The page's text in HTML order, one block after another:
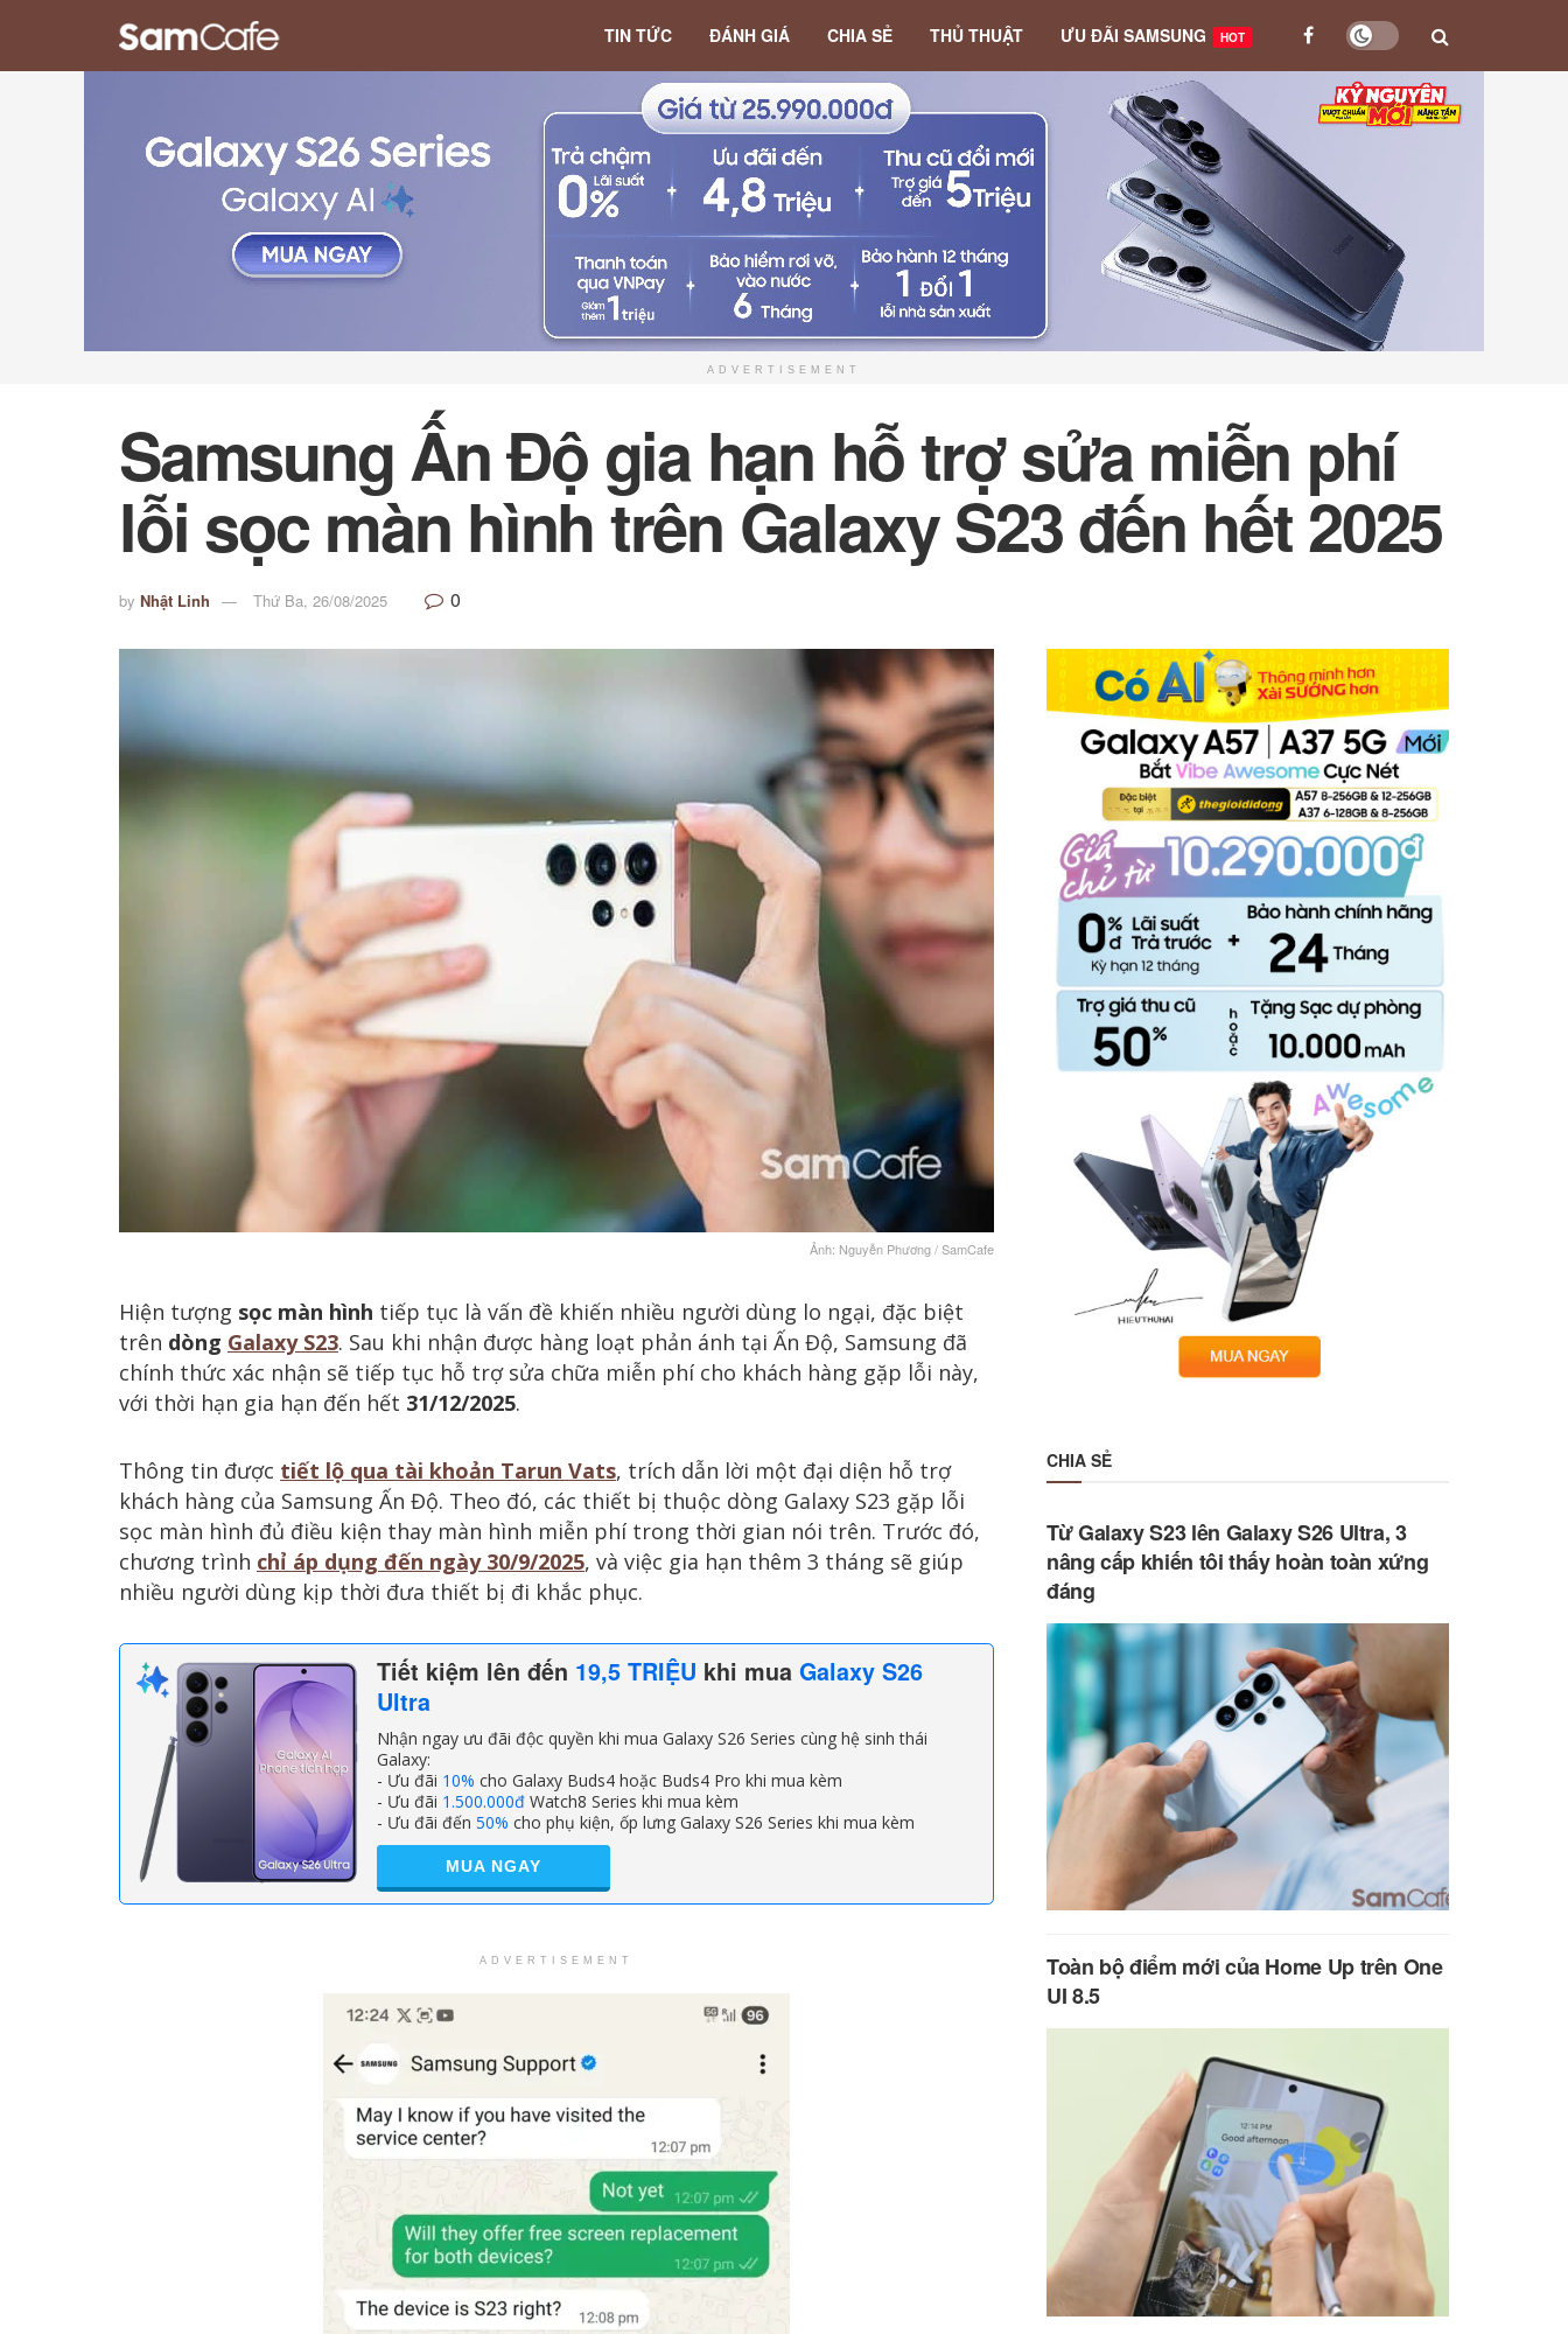
TIN TỨC ĐÁNH GIÁ CHIA SẺ THỦ THUẬT ƯU ĐÃI SAMSUNG HOT
ADVERTISEMENT
Samsung Ấn Độ gia hạn hỗ trợ sửa miễn phí
lỗi sọc màn hình trên Galaxy S23 đến hết 2025
by Nhật Linh Thứ Ba, 26/08/2025 0
Ảnh: Nguyễn Phương / SamCafe
Hiện tượng sọc màn hình tiếp tục là vấn đề khiến nhiều người dùng lo ngại, đặc biệt
trên dòng Galaxy S23. Sau khi nhận được hàng loạt phản ánh tại Ấn Độ, Samsung đã
chính thức xác nhận sẽ tiếp tục hỗ trợ sửa chữa miễn phí cho khách hàng gặp lỗi này,
với thời hạn gia hạn đến hết 31/12/2025.
Thông tin được tiết lộ qua tài khoản Tarun Vats, trích dẫn lời một đại diện hỗ trợ
khách hàng của Samsung Ấn Độ. Theo đó, các thiết bị thuộc dòng Galaxy S23 gặp lỗi
sọc màn hình đủ điều kiện thay màn hình miễn phí trong thời gian nói trên. Trước đó,
chương trình chỉ áp dụng đến ngày 30/9/2025, và việc gia hạn thêm 3 tháng sẽ giúp
nhiều người dùng kịp thời đưa thiết bị đi khắc phục.
Tiết kiệm lên đến 19,5 TRIỆU khi mua Galaxy S26
Ultra
Nhận ngay ưu đãi độc quyền khi mua Galaxy S26 Series cùng hệ sinh thái
Galaxy:
- Ưu đãi 10% cho Galaxy Buds4 hoặc Buds4 Pro khi mua kèm
- Ưu đãi 1.500.000đ Watch8 Series khi mua kèm
- Ưu đãi đến 50% cho phụ kiện, ốp lưng Galaxy S26 Series khi mua kèm
MUA NGAY
ADVERTISEMENT
CHIA SẺ
Từ Galaxy S23 lên Galaxy S26 Ultra, 3
nâng cấp khiến tôi thấy hoàn toàn xứng
đáng
Toàn bộ điểm mới của Home Up trên One
UI 8.5